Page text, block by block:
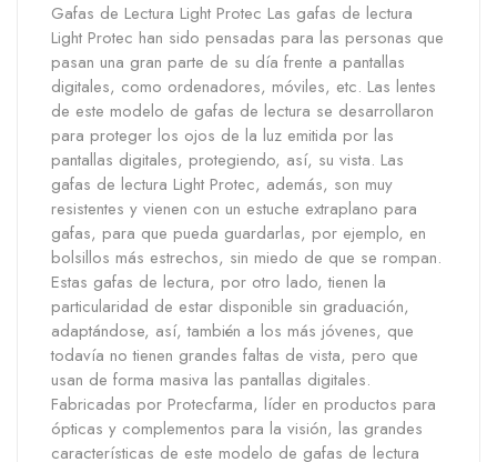
Gafas de Lectura Light Protec Las gafas de lectura
Light Protec han sido pensadas para las personas que
pasan una gran parte de su día frente a pantallas
digitales, como ordenadores, móviles, etc. Las lentes
de este modelo de gafas de lectura se desarrollaron
para proteger los ojos de la luz emitida por las
pantallas digitales, protegiendo, así, su vista. Las
gafas de lectura Light Protec, además, son muy
resistentes y vienen con un estuche extraplano para
gafas, para que pueda guardarlas, por ejemplo, en
bolsillos más estrechos, sin miedo de que se rompan.
Estas gafas de lectura, por otro lado, tienen la
particularidad de estar disponible sin graduación,
adaptándose, así, también a los más jóvenes, que
todavía no tienen grandes faltas de vista, pero que
usan de forma masiva las pantallas digitales.
Fabricadas por Protecfarma, líder en productos para
ópticas y complementos para la visión, las grandes
características de este modelo de gafas de lectura